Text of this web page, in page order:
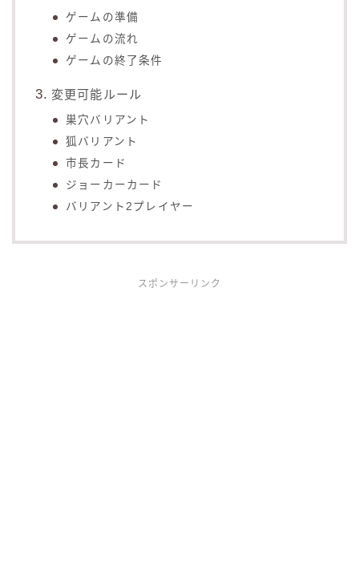
ゲームの準備
ゲームの流れ
ゲームの終了条件
変更可能ルール
巣穴バリアント
狐バリアント
市長カード
ジョーカーカード
バリアント2プレイヤー
スポンサーリンク